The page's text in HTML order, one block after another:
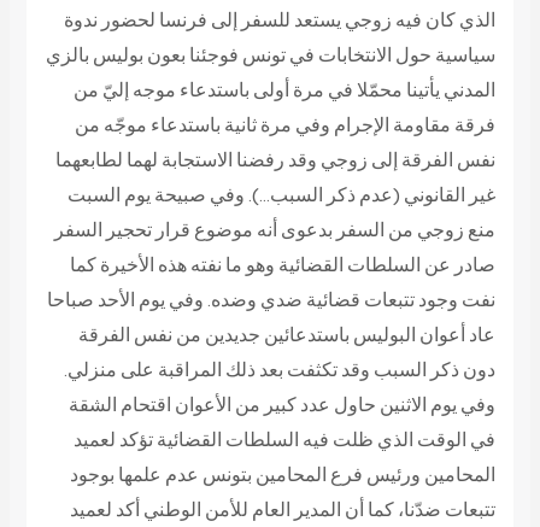
الذي كان فيه زوجي يستعد للسفر إلى فرنسا لحضور ندوة
سياسية حول الانتخابات في تونس فوجئنا بعون بوليس بالزي
المدني يأتينا محمّلا في مرة أولى باستدعاء موجه إليّ من
فرقة مقاومة الإجرام وفي مرة ثانية باستدعاء موجّه من
نفس الفرقة إلى زوجي وقد رفضنا الاستجابة لهما لطابعهما
غير القانوني (عدم ذكر السبب…). وفي صبيحة يوم السبت
منع زوجي من السفر بدعوى أنه موضوع قرار تحجير السفر
صادر عن السلطات القضائية وهو ما نفته هذه الأخيرة كما
نفت وجود تتبعات قضائية ضدي وضده. وفي يوم الأحد صباحا
عاد أعوان البوليس باستدعائين جديدين من نفس الفرقة
دون ذكر السبب وقد تكثفت بعد ذلك المراقبة على منزلي.
وفي يوم الاثنين حاول عدد كبير من الأعوان اقتحام الشقة
في الوقت الذي ظلت فيه السلطات القضائية تؤكد لعميد
المحامين ورئيس فرع المحامين بتونس عدم علمها بوجود
تتبعات ضدّنا، كما أن المدير العام للأمن الوطني أكد لعميد